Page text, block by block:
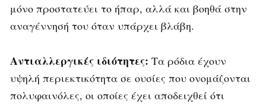
μόνο προστατεύει το ήπαρ, αλλά και βοηθά στην
αναγέννησή του όταν υπάρχει βλάβη.
Αντιαλλεργικές ιδιότητες: Τα ρόδια έχουν
υψηλή περιεκτικότητα σε ουσίες που ονομάζονται
πολυφαινόλες, οι οποίες έχει αποδειχθεί ότι